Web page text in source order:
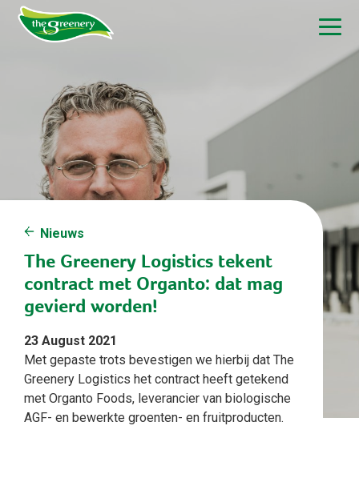
Nieuws
The Greenery Logistics tekent
contract met Organto: dat mag
gevierd worden!
23 August 2021
Met gepaste trots bevestigen we hierbij dat The
Greenery Logistics het contract heeft getekend
met Organto Foods, leverancier van biologische
AGF- en bewerkte groenten- en fruitproducten.